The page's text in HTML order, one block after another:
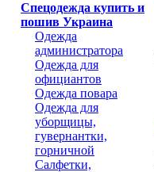
Спецодежда купить и
пошив Украина
Одежда
администратора
Одежда для
официантов
Одежда повара
Одежда для
уборщицы,
гувернантки,
горничной
Салфетки,